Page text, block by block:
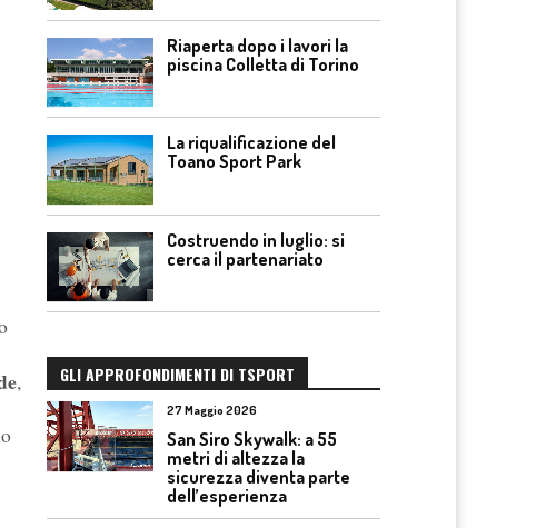
,
Riaperta dopo i lavori la
piscina Colletta di Torino
La riqualificazione del
Toano Sport Park
Costruendo in luglio: si
cerca il partenariato
GLI APPROFONDIMENTI DI TSPORT
27 Maggio 2026
San Siro Skywalk: a 55
metri di altezza la
sicurezza diventa parte
dell’esperienza